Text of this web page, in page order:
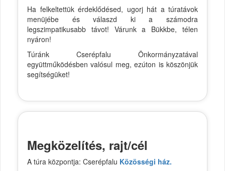
Ha felkeltettük érdeklődésed, ugorj hát a túratávok
menüjébe és válaszd ki a számodra
legszimpatikusabb távot! Várunk a Bükkbe, télen
nyáron!
Túránk Cserépfalu Önkormányzatával
együttműködésben valósul meg, ezúton is köszönjük
segítségüket!
Megközelítés, rajt/cél
A túra központja: Cserépfalu Közösségi ház.